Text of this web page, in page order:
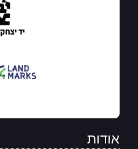
אודות